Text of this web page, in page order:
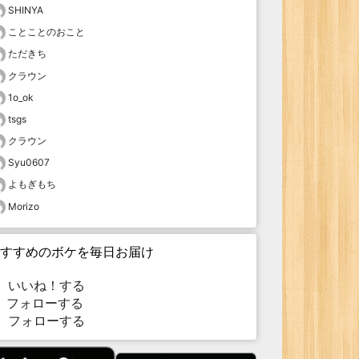
SHINYA
ことことのおこと
ただきち
クラウン
1o_ok
tsgs
クラウン
Syu0607
よもぎもち
Morizo
すめのボケを毎日お届け
いいね！する
ォローする
フォローする